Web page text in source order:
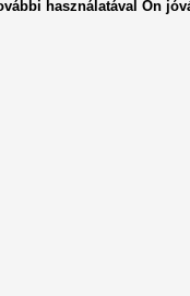
használatával Ön